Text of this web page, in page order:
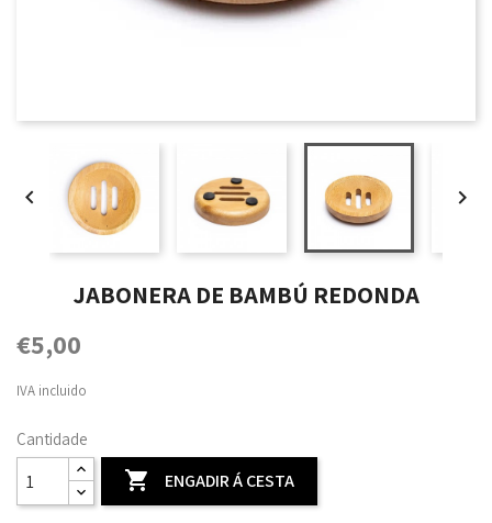
 
JABONERA DE BAMBÚ REDONDA
€5,00
IVA incluido
Cantidade
 ENGADIR Á CESTA